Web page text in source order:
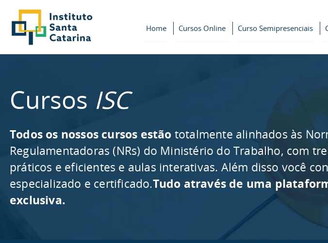
Home Cursos Online Curso Semipresenciais
Cursos ISC
Todos os nossos cursos estão totalmente alinhados às
Regulamentadoras (NRs) do Ministério do Trabalho, com
práticos e eficientes e aulas interativas. Além disso você
especializado e certificado.Tudo através de uma
exclusiva.